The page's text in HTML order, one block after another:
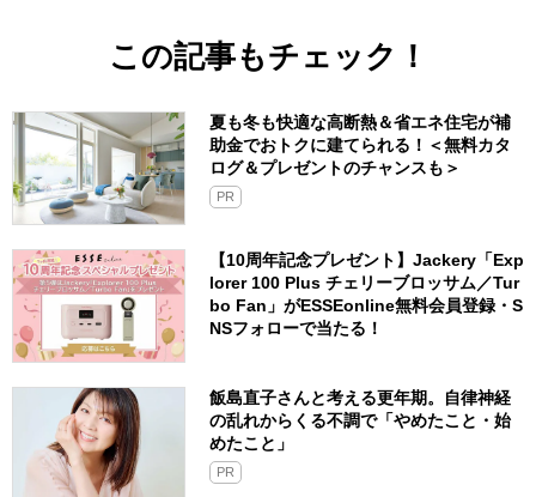
この記事もチェック！
夏も冬も快適な高断熱＆省エネ住宅が補
助金でおトクに建てられる！＜無料カタ
ログ＆プレゼントのチャンスも＞
PR
【10周年記念プレゼント】Jackery「Exp
lorer 100 Plus チェリーブロッサム／Tur
bo Fan」がESSEonline無料会員登録・S
NSフォローで当たる！
飯島直子さんと考える更年期。自律神経
の乱れからくる不調で「やめたこと・始
めたこと」
PR